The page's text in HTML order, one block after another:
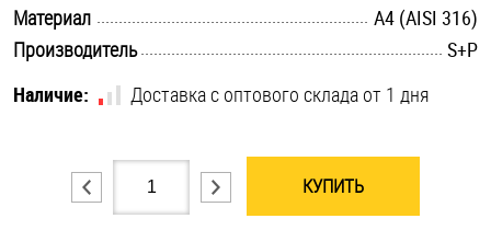
Хомуты
Шплинты
Материал
A4 (AISI 316)
Производитель
S+P
Наличие:
Доставка с оптового склада от 1 дня
КУПИТЬ